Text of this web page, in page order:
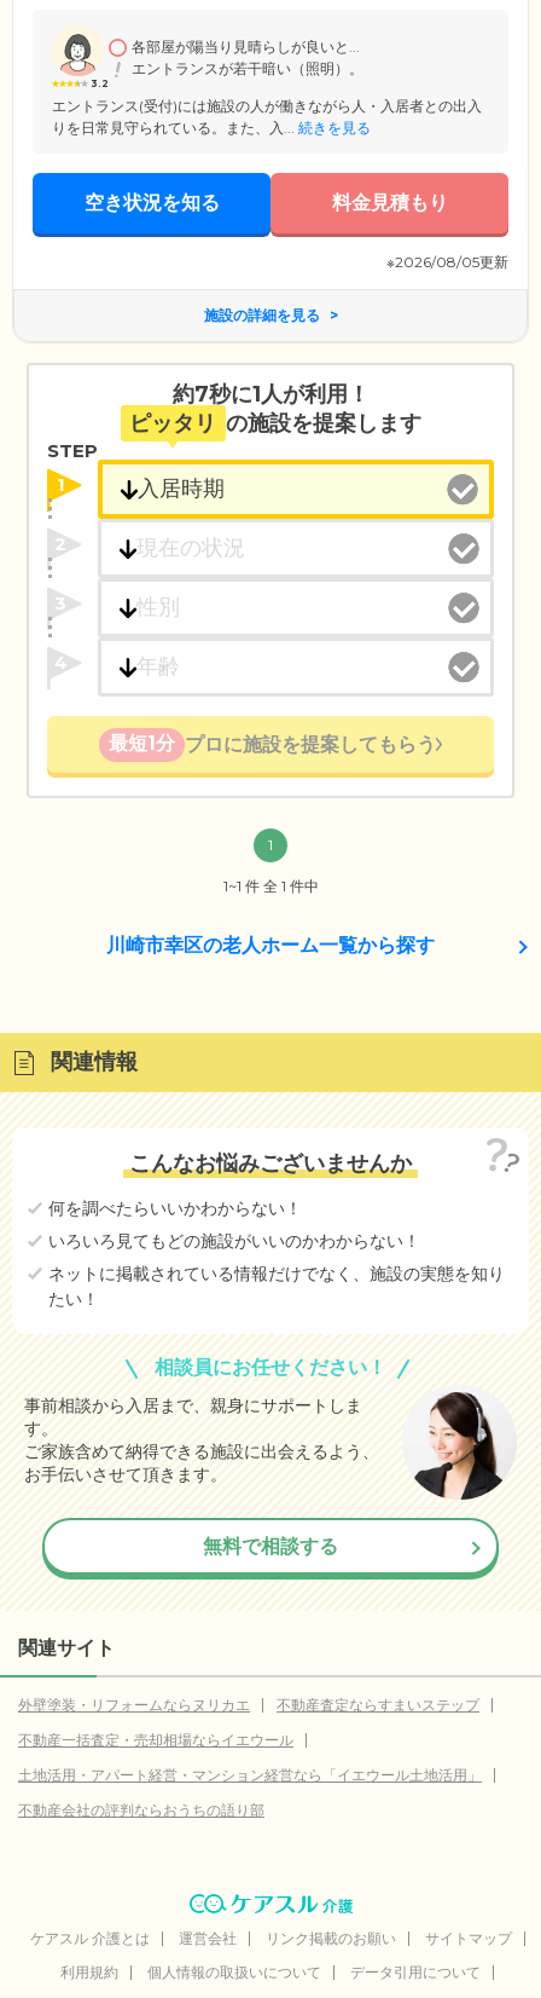
ください。
3.2
各部屋が陽当り見晴らしが良いと...
エントランスが若干暗い（照明）。
エントランス(受付)には施設の人が働きながら人・入居者との出入
りを日常見守られている。また、入... 続きを見る
空き状況を知る 料金見積もり
※2026/08/05更新
施設の詳細を見る
約7秒に1人が利用！
ピッタリ の施設を提案します
STEP
1
2
3
4
最短1分 プロに施設を提案してもらう
1
1~1 件 全 1 件中
川崎市幸区の老人ホーム一覧から探す
関連情報
こんなお悩みございませんか
何を調べたらいいかわからない！
いろいろ見てもどの施設がいいのかわからない！
ネットに掲載されている情報だけでなく、施設の実態を知り
たい！
相談員にお任せください！
事前相談から入居まで、親身にサポートしま
す。
ご家族含めて納得できる施設に出会えるよう、
お手伝いさせて頂きます。
無料で相談する
関連サイト
外壁塗装・リフォームならヌリカエ
不動産査定ならすまいステップ
不動産一括査定・売却相場ならイエウール
土地活用・アパート経営・マンション経営なら「イエウール土地活用」
不動産会社の評判ならおうちの語り部
ケアスル 介護とは 運営会社 リンク掲載のお願い
サイトマップ
利用規約
個人情報の取扱いについて
データ引用について